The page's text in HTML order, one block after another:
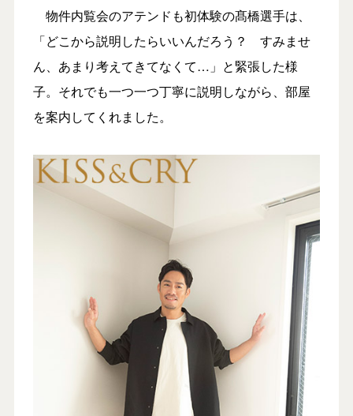
物件内覧会のアテンドも初体験の髙橋選手は、
「どこから説明したらいいんだろう？ すみませ
ん、あまり考えてきてなくて…」と緊張した様
子。それでも一つ一つ丁寧に説明しながら、部屋
を案内してくれました。